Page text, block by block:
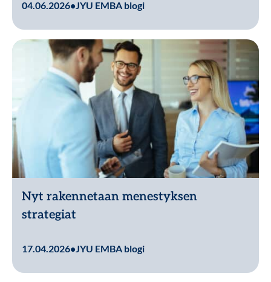
04.06.2026•JYU EMBA blogi
Nyt rakennetaan menestyksen
strategiat
17.04.2026•JYU EMBA blogi